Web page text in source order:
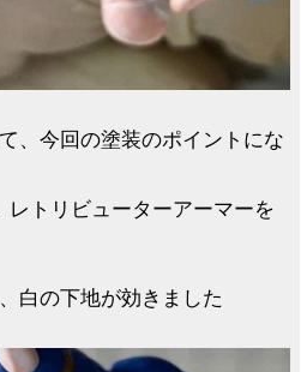
、今回の塗装のポイントにな
レトリビューターアーマーを
白の下地が効きました